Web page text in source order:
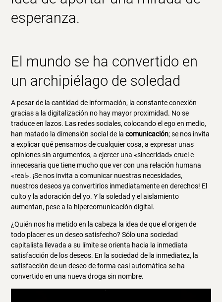
esperanza.
El mundo se ha convertido en
un archipiélago de soledad
A pesar de la cantidad de información, la constante conexión
gracias a la digitalización no hay mayor proximidad. No se
traduce en lazos. Las redes sociales, colocando el ego en medio,
han matado la dimensión social de lacomunicación; se nos invita
a explicar qué pensamos de cualquier cosa, a expresar unas
opiniones sin argumentos, a ejercer una «sinceridad» cruel e
innecesaria que tiene mucho que ver con una relación humana
«real». ¡Se nos invita a comunicar nuestras necesidades,
nuestros deseos ya convertirlos inmediatamente en derechos! El
culto y la adoración del yo. Y la soledad y el aislamiento
aumentan, pese a la hipercomunicación digital.
¿Quién nos ha metido en la cabeza la idea de que el origen de
todo placer es un deseo satisfecho? Sólo una sociedad
capitalista llevada a su límite se orienta hacia la inmediata
satisfacción de los deseos. En la sociedad de la inmediatez, la
satisfacción de un deseo de forma casi automática se ha
convertido en una nueva droga sin nombre.